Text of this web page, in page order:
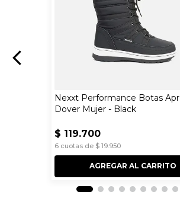
Nexxt Performance Botas
Dover Mujer - Black
$ 119.700
6cuotas de $ 19.950
AGREGAR AL CARRITO